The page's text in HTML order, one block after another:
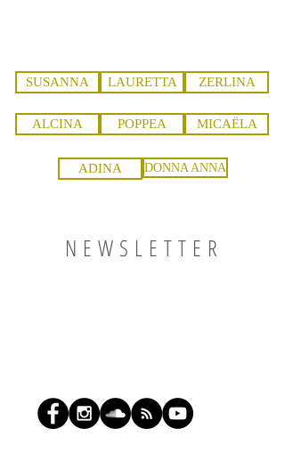
SUSANNA LAURETTA ZERLINA
ALCINA POPPEA MICAËLA
ADINA DONNA ANNA
NEWSLETTER